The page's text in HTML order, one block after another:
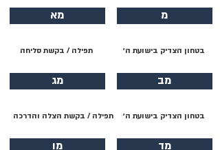
מ
בטחון הצדיק בישועת ה׳
מב
בטחון הצדיק בישועת ה׳
מד
מא
תפילה / בקשת סליחה
מג
תפילה / בקשת הצלה והדרכה
מו